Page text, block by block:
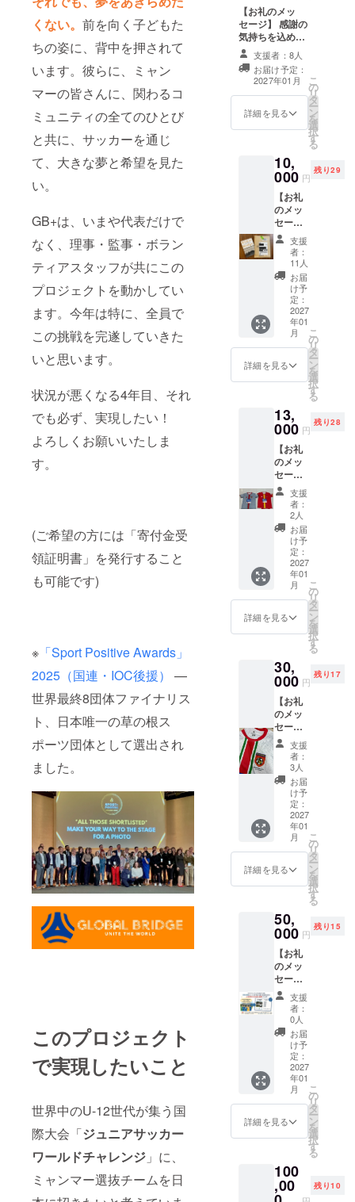
くない。 前を向く子どもた
ちの姿に、背中を押されて
います。彼らに、ミャン
マーの皆さんに、関わるコ
ミュニティの全てのひとび
と共に、サッカーを通じ
て、大きな夢と希望を見た
い。
GB+は、いまや代表だけで
なく、理事・監事・ボラン
ティアスタッフが共にこの
プロジェクトを動かしてい
ます。今年は特に、全員で
この挑戦を完遂していきた
いと思います。
状況が悪くなる4年目、それ
でも必ず、実現したい！
よろしくお願いいたしま
す。
(ご希望の方には「寄付金受
領証明書」を発行すること
も可能です)
※ 「Sport Positive Awards」
2025（国連・IOC後援）
—
世界最終8団体ファイナリス
ト、日本唯一の草の根ス
ポーツ団体として選出され
ました。
このプロジェクト
で実現したいこと
世界中のU-12世代が集う国
際大会「ジュニアサッカー
ワールドチャレンジ 」に、
ミャンマー選抜チームを日
マー外交関
係樹立60周
年を契機と
して3か年
「スポーツ
プロジェク
ト」を実施
を得なかっ
た子供たち
への奨学金
制度の創
設、地方学
校への滑り
台、ブラン
コ・ジャン
グルジムな
ど遊具の寄
贈、個人で
も盲学校の
国外デフ
会への挑戦
支援、図書
寄贈、養育
施設での
サッカー活
動など実
本人は、10
歳にてドイ
ツ・デュッ
のスポーツ
サッカーを
始め、日本
発/日本初の
国際カード
ブランド会
社JCBに入
社。アジア
事業拡大に
貢献。ミャ
ンマーで
は、現地の
決済事業会
社MPUと世
界初の提携
現。2016年
にはヤンゴ
ン支店を開
設し初代拠
点長として
赴任。
サッカーを
通じたあら
ゆるレイ
ヤーでの交
能性に着目
係樹立60周
年記念事
【お礼のメッ
セージ】 感謝の
気持ちを込め
て、お礼のメッ
セージをお送り
します。 【フォ
ト＋動画フル
セット】 現地・
大会の写真5枚＋
動画2本。ミャン
くお届けしま
す。 ・収録時
間：数十秒程度
・提供方法：
メールにてお送
りします。 (寄付
金受領証明書を
発行します)
支援者：8人
お届け予定：
2027年01月
詳細を見る
こ
の
リ
タ
ー
ン
を
選
択
す
る
10,
000 円
残り29
【お礼
のメッ
セー
ジ】 感
謝の気
持ちを
込め
て、お
礼の
メッ
セージ
をお送
りしま
す。
【フォ
ト＋動
セッ
ト】 現
地・大
会の写
真5枚＋
動画2
本。
ミャン
マーの
子ども
たちの
姿をよ
り深く
お届け
しま
す。 ・
収録時
供方
法：
メール
にてお
送りし
ます。
【書
籍】 松
下代表
著書
『Globa
Bridge
』に直
筆サイ
ン＋あ
なたへ
ジ。 (寄
付金受
領証明
書を発
行しま
す)
支援
者：
11人
お届
け予
定：
2027
年01
月
詳細を見る
こ
の
リ
タ
ー
ン
を
選
択
す
る
13,
000 円
残り28
【お礼
のメッ
セー
ジ】 感
謝の気
持ちを
込め
て、お
礼の
メッ
セージ
をお送
りしま
す。
【フォ
ト＋動
セッ
ト】 現
地・大
会の写
真5枚＋
動画2
本。
ミャン
マーの
子ども
たちの
姿をよ
り深く
お届け
しま
す。 ・
収録時
供方
法：
メール
にてお
送りし
ます。
【U-12
ミャン
マー代
表チー
ム2026
ユニ
フォー
ム（こ
どもSサ
イ
ズ）】
のユニ
フォー
ム（子
支援
者：
2人
お届
け予
定：
2027
年01
月
詳細を見る
こ
の
リ
タ
ー
ン
を
選
択
す
る
30,
000 円
残り17
【お礼
のメッ
セー
ジ】 感
謝の気
持ちを
込め
て、お
礼の
メッ
セージ
をお送
りしま
す。
【フォ
ト＋動
セッ
ト】 現
地・大
会の写
真5枚＋
動画2
本。
ミャン
マーの
子ども
たちの
姿をよ
り深く
お届け
しま
す。 ・
収録時
供方
法：
メール
支援
者：
3人
お届
け予
定：
2027
年01
月
詳細を見る
こ
の
リ
タ
ー
ン
を
選
択
す
る
50,
000 円
残り15
【お礼
のメッ
セー
ジ】 感
謝の気
持ちを
込め
て、お
礼の
メッ
セージ
をお送
りしま
す。
【活動
報告
式送付
および
お名前
支援
者：
0人
お届
け予
定：
2027
年01
月
詳細を見る
こ
の
リ
タ
ー
ン
を
選
択
す
る
100
,00 残り10